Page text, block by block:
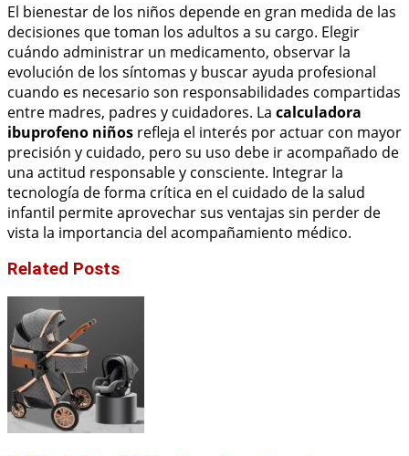
El bienestar de los niños depende en gran medida de las
decisiones que toman los adultos a su cargo. Elegir
cuándo administrar un medicamento, observar la
evolución de los síntomas y buscar ayuda profesional
cuando es necesario son responsabilidades compartidas
entre madres, padres y cuidadores. La calculadora
ibuprofeno niños refleja el interés por actuar con mayor
precisión y cuidado, pero su uso debe ir acompañado de
una actitud responsable y consciente. Integrar la
tecnología de forma crítica en el cuidado de la salud
infantil permite aprovechar sus ventajas sin perder de
vista la importancia del acompañamiento médico.
Related Posts